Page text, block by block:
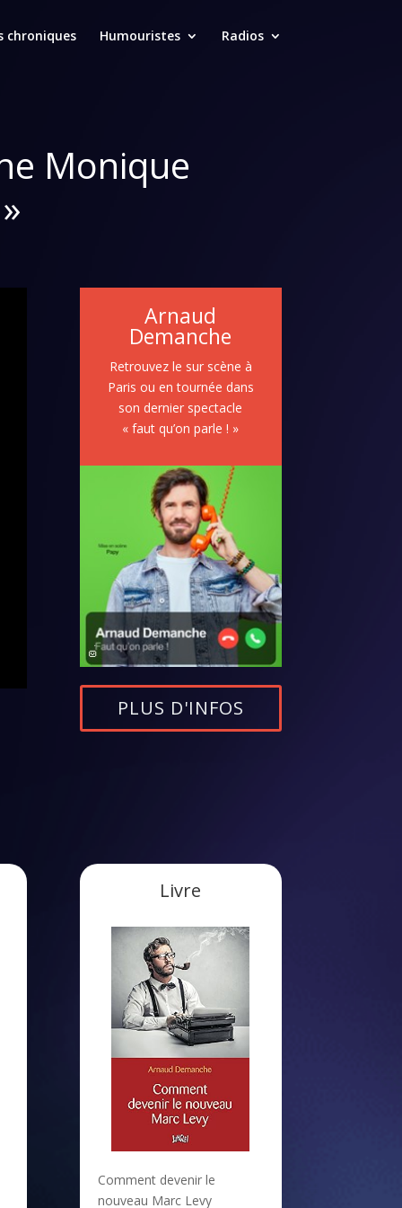
chroniques Humouristes Radios
Monique
Arnaud
Demanche
Retrouvez le sur scène à
Paris ou en tournée dans
son dernier spectacle
« faut qu’on parle ! »
PLUS D'INFOS
Livre
Comment devenir le
nouveau Marc Levy